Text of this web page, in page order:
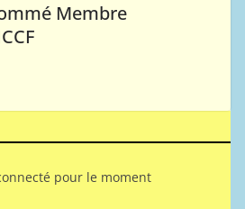
Membre
pour le moment